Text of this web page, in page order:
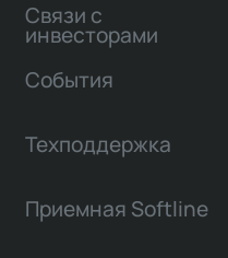
Связи с
инвесторами
События
Техподдержка
Приемная Softline